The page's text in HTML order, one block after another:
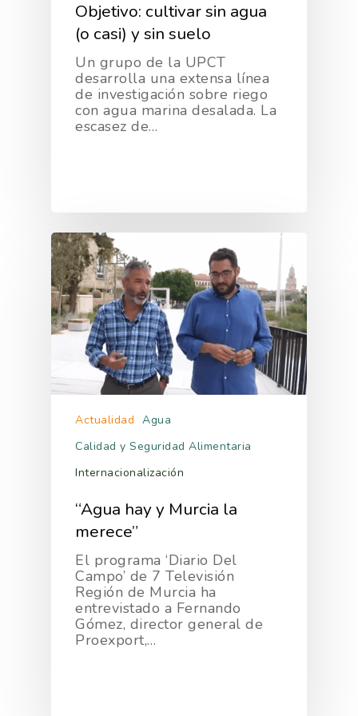
Objetivo: cultivar sin agua
(o casi) y sin suelo
Un grupo de la UPCT
desarrolla una extensa línea
de investigación sobre riego
con agua marina desalada. La
escasez de…
Actualidad Agua
Calidad y Seguridad Alimentaria
Internacionalización
“Agua hay y Murcia la
merece”
El programa ‘Diario Del
Campo’ de 7 Televisión
Región de Murcia ha
entrevistado a Fernando
Gómez, director general de
Proexport,…